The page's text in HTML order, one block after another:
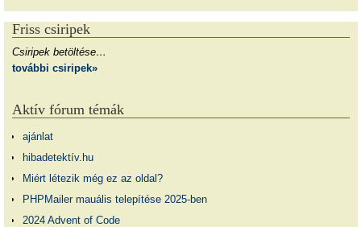
Friss csiripek
Csiripek betöltése…
további csiripek»
Aktív fórum témák
ajánlat
hibadetektív.hu
Miért létezik még ez az oldal?
PHPMailer mauális telepítése 2025-ben
2024 Advent of Code